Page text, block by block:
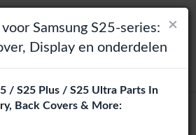
×
inVerenigde Statenbent.
en.phone-city.nl
Login
×
Samsung S25-series:
Display en onderdelen
/ S25 Plus / S25 Ultra Parts In
Back Covers & More: